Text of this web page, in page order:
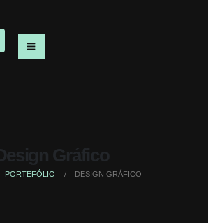
Design Gráfico
PORTEFÓLIO DESIGN GRÁFICO